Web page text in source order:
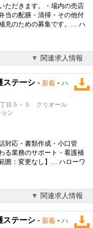
ただきます。・場内の売店
当の配膳・清掃・その他付
充のための募集です。... ハ
関連求人情報
ステーシ - 新着 - ハ
目５－５ クリオール
ン
対応・書類作成・小口管
る業務のサポート・看護補
囲：変更なし】... ハローワ
関連求人情報
ステーシ - 新着 - ハ